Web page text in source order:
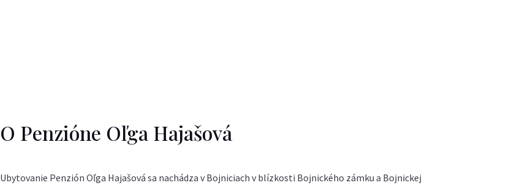
O Penzióne Oľga Hajašová
Ubytovanie Penzión Oľga Hajašová sa nachádza v Bojniciach v blízkosti Bojnického zámku a Bojnickej